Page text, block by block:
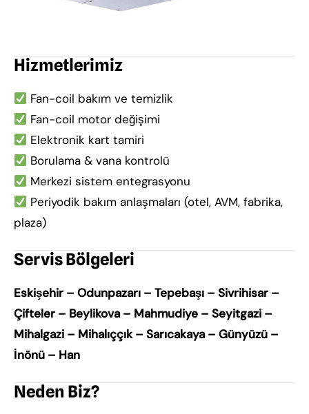
Hizmetlerimiz
Fan-coil bakım ve temizlik
Fan-coil motor değişimi
Elektronik kart tamiri
Borulama & vana kontrolü
Merkezi sistem entegrasyonu
Periyodik bakım anlaşmaları (otel, AVM, fabrika,
plaza)
Servis Bölgeleri
Eskişehir – Odunpazarı – Tepebaşı – Sivrihisar –
Çifteler – Beylikova – Mahmudiye – Seyitgazi –
Mihalgazi – Mihalıççık – Sarıcakaya – Günyüzü –
İnönü – Han
Neden Biz?